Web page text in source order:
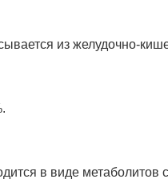
из желудочно-
в виде метаболитов